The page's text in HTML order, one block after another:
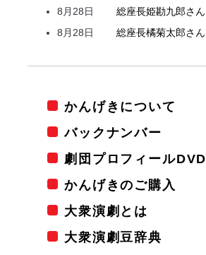
8月28日
総座長姫勘九郎さん
8月28日
総座長橘菊太郎さん
かんげきについて
バックナンバー
劇団プロフィールDVD
かんげきのご購入
大衆演劇とは
大衆演劇豆辞典